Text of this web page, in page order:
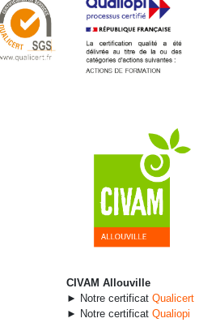
CIVAM Allouville
► Notre certificat Qualicert
► Notre certificat Qualiopi